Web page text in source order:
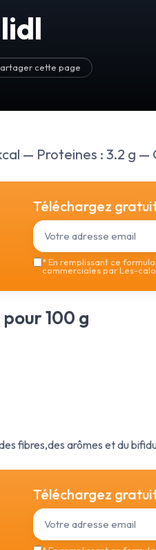
cette page
— Proteines : 3.2 g —
Téléchargez
*En remplissant ce
commerciales par Les-
100 g
fibres,des arômes et du
Téléchargez